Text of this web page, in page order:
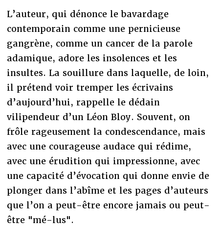
L’auteur, qui dénonce le bavardage
contemporain comme une pernicieuse
gangrène, comme un cancer de la parole
adamique, adore les insolences et les
insultes. La souillure dans laquelle, de loin,
il prétend voir tremper les écrivains
d’aujourd’hui, rappelle le dédain
vilipendeur d’un Léon Bloy. Souvent, on
frôle rageusement la condescendance, mais
avec une courageuse audace qui rédime,
avec une érudition qui impressionne, avec
une capacité d’évocation qui donne envie de
plonger dans l’abîme et les pages d’auteurs
que l’on a peut-être encore jamais ou peut-
être "mé-lus".